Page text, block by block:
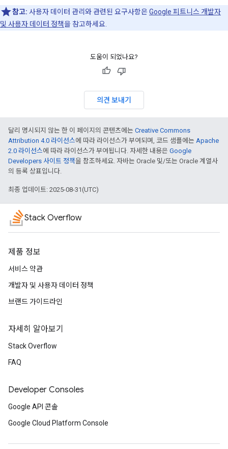
참고: 사용자 데이터 관리와 관련된 요구사항은Google 피트니스 개발자
및 사용자 데이터 정책을 참고하세요.
도움이 되었나요?
의견 보내기
달리 명시되지 않는 한 이 페이지의 콘텐츠에는 Creative Commons
Attribution 4.0 라이선스에 따라 라이선스가 부여되며, 코드 샘플에는 Apache
2.0 라이선스에 따라 라이선스가 부여됩니다. 자세한 내용은 Google
Developers 사이트 정책을 참조하세요. 자바는 Oracle 및/또는 Oracle 계열사
의 등록 상표입니다.
최종 업데이트: 2025-08-31(UTC)
Stack Overflow
제품 정보
서비스 약관
개발자 및 사용자 데이터 정책
브랜드 가이드라인
자세히 알아보기
Stack Overflow
FAQ
Developer Consoles
Google API 콘솔
Google Cloud Platform Console